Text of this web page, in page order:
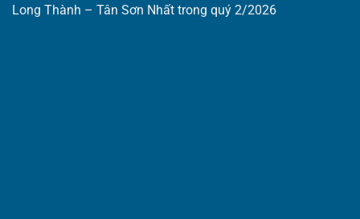
Long Thành – Tân Sơn Nhất trong quý 2/2026